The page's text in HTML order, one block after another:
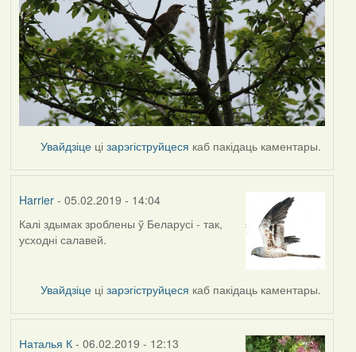
Увайдзіце цізарэгіструйцеся каб пакідаць каментары.
Harrier- 05.02.2019 - 14:04
In
reply
Наталья
К
Калі здымак зроблены ў Беларусі - так,
усходні салавей.
Увайдзіце цізарэгіструйцеся каб пакідаць каментары.
Наталья К- 06.02.2019 - 12:13